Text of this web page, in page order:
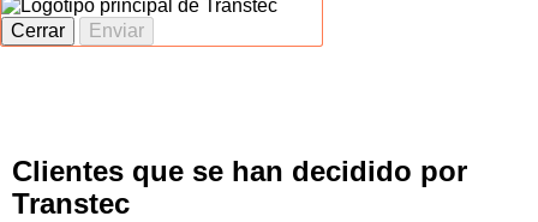
Cerrar Enviar
Clientes que se han decidido por
Transtec